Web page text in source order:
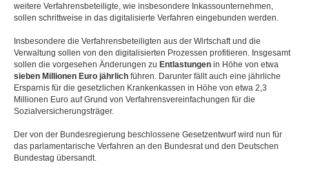
weitere Verfahrensbeteiligte, wie insbesondere Inkassounternehmen,
sollen schrittweise in das digitalisierte Verfahren eingebunden werden.
Insbesondere die Verfahrensbeteiligten aus der Wirtschaft und die
Verwaltung sollen von den digitalisierten Prozessen profitieren. Insgesamt
sollen die vorgesehen Änderungen zu Entlastungen in Höhe von etwa
sieben Millionen Euro jährlich führen. Darunter fällt auch eine jährliche
Ersparnis für die gesetzlichen Krankenkassen in Höhe von etwa 2,3
Millionen Euro auf Grund von Verfahrensvereinfachungen für die
Sozialversicherungsträger.
Der von der Bundesregierung beschlossene Gesetzentwurf wird nun für
das parlamentarische Verfahren an den Bundesrat und den Deutschen
Bundestag übersandt.